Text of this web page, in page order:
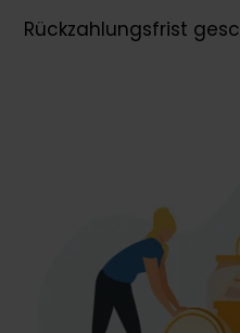
Rückzahlungsfrist